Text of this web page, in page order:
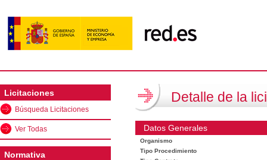
Licitaciones
Búsqueda Licitaciones
Ver Todas
Normativa
Detalle de la
Datos Generales
Organismo
Tipo Procedimiento